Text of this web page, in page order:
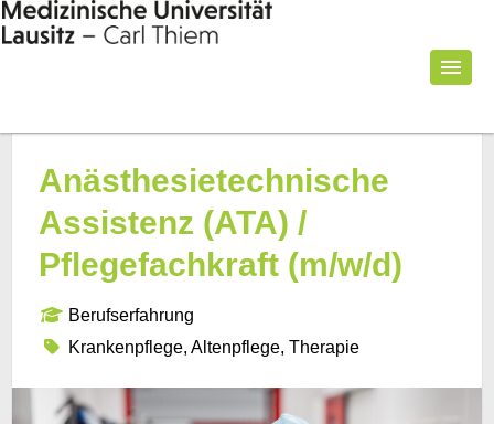
Anästhesietechnische
Assistenz (ATA) /
Pflegefachkraft (m/w/d)
Berufserfahrung
Krankenpflege, Altenpflege, Therapie